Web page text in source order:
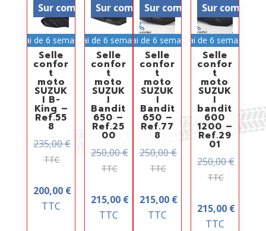
Sur commande
Délai de 6 semaines
Selle
confor
t
moto
SUZUK
I B-
King –
Ref.55
8
235,00€
TTC
200,00 €
TTC
Sur commande
Délai de 6 semaines
Selle
confor
t
moto
SUZUK
I
Bandit
650 –
Ref.25
00
250,00€
TTC
215,00 €
TTC
Sur commande
Délai de 6 semaines
Selle
confor
t
moto
SUZUK
I
Bandit
650 –
Ref.77
8
250,00€
TTC
215,00 €
TTC
Sur
Délai de 6 semaines
Selle
confor
t
moto
SUZUK
I
bandit
600
1200 –
Ref.29
01
250,00€
TTC
215,00 €
TTC